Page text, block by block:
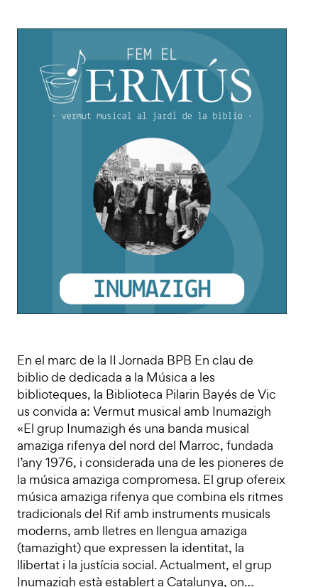
En el marc de la II Jornada BPB En clau de
biblio de dedicada a la Música a les
biblioteques, la Biblioteca Pilarin Bayés de Vic
us convida a: Vermut musical amb Inumazigh
«El grup Inumazigh és una banda musical
amaziga rifenya del nord del Marroc, fundada
l’any 1976, i considerada una de les pioneres de
la música amaziga compromesa. El grup ofereix
música amaziga rifenya que combina els ritmes
tradicionals del Rif amb instruments musicals
moderns, amb lletres en llengua amaziga
(tamazight) que expressen la identitat, la
llibertat i la justícia social. Actualment, el grup
Inumazigh està establert a Catalunya, on…